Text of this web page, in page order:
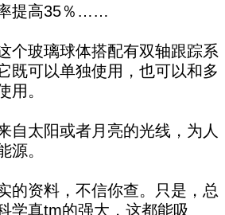
提高35％……
璃球体搭配有双轴跟踪系
既可以单独使用，也可以和多
用。
阳或者月亮的光线，为人
源。
料，不信你查。只是，总
学真tm的强大，这都能吸